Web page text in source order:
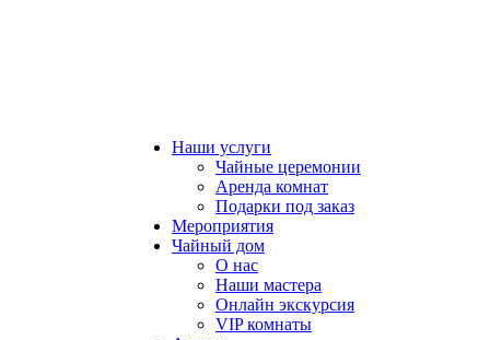
Наши услуги
Чайные церемонии
Аренда комнат
Подарки под заказ
Мероприятия
Чайный дом
О нас
Наши мастера
Онлайн экскурсия
VIP комнаты